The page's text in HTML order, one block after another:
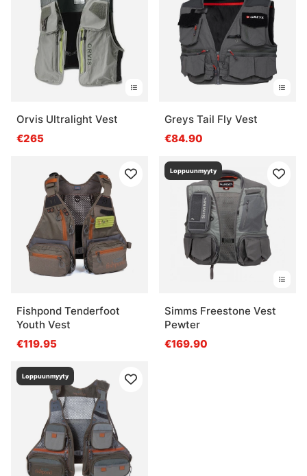
Orvis Ultralight Vest
€265
Greys Tail Fly Vest
€84.90
Fishpond Tenderfoot
Youth Vest
€119.95
Loppuunmyyty
Simms Freestone Vest
Pewter
€169.90
Loppuunmyyty